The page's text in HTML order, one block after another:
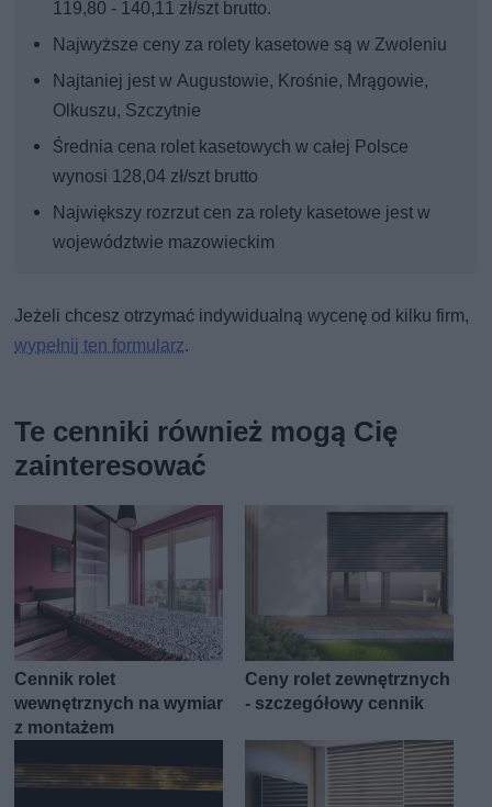
119,80 - 140,11 zł/szt brutto.
Najwyższe ceny za rolety kasetowe są w Zwoleniu
Najtaniej jest w Augustowie, Krośnie, Mrągowie,
Olkuszu, Szczytnie
Średnia cena rolet kasetowych w całej Polsce
wynosi 128,04 zł/szt brutto
Największy rozrzut cen za rolety kasetowe jest w
województwie mazowieckim
Jeżeli chcesz otrzymać indywidualną wycenę od kilku firm,
wypełnij ten formularz.
Te cenniki również mogą Cię
zainteresować
Cennik rolet
wewnętrznych na wymiar
z montażem
Ceny rolet zewnętrznych
- szczegółowy cennik